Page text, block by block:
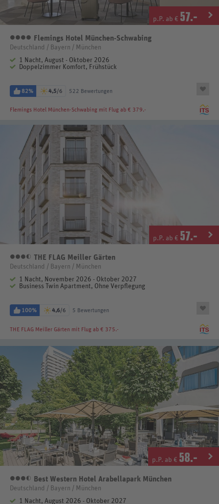
p.P. ab € 57.-
4 Sterne
Flemings Hotel München-Schwabing
Deutschland / Bayern / München
1 Nacht, August - Oktober 2026
Doppelzimmer Komfort, Frühstück
82% 4,5/6 522 Bewertungen
Flemings Hotel München-Schwabing mit Flug ab € 379.-
p.P. ab € 57.-
3,5 Sterne
THE FLAG Meiller Gärten
Deutschland / Bayern / München
1 Nacht, November 2026 - Oktober 2027
Business Twin Apartment, Ohne Verpflegung
100% 4,6/6 5 Bewertungen
THE FLAG Meiller Gärten mit Flug ab € 375.-
p.P. ab € 58.-
3,5 Sterne
Best Western Hotel Arabellapark München
Deutschland / Bayern / München
1 Nacht, August 2026 - Oktober 2027